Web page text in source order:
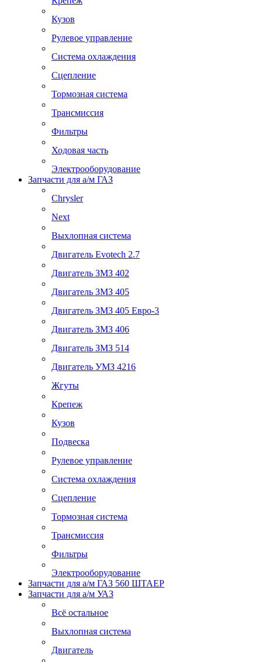
Кузов
Рулевое управление
Система охлаждения
Сцепление
Тормозная система
Трансмиссия
Фильтры
Ходовая часть
Электрооборудование
Запчасти для а/м ГАЗ
Chrysler
Next
Выхлопная система
Двигатель Evotech 2.7
Двигатель ЗМЗ 402
Двигатель ЗМЗ 405
Двигатель ЗМЗ 405 Евро-3
Двигатель ЗМЗ 406
Двигатель ЗМЗ 514
Двигатель УМЗ 4216
Жгуты
Крепеж
Кузов
Подвеска
Рулевое управление
Система охлаждения
Сцепление
Тормозная система
Трансмиссия
Фильтры
Электрооборудование
Запчасти для а/м ГАЗ 560 ШТАЕР
Запчасти для а/м УАЗ
Всё остальное
Выхлопная система
Двигатель